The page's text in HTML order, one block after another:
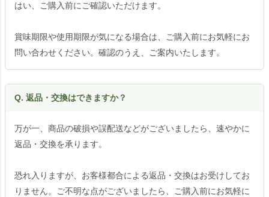
はい、ご購入前にご確認いただけます。
賞味期限や使用期限が気になる場合は、ご購入前にお気軽にお
問い合わせください。確認のうえ、ご案内いたします。
Q. 返品・交換はできますか？
万が一、商品の破損や誤配送などがございましたら、速やかに
返品・交換を承ります。
恐れ入りますが、お客様都合による返品・交換はお受けしてお
りません。ご不明な点がございましたら、ご購入前にお気軽に